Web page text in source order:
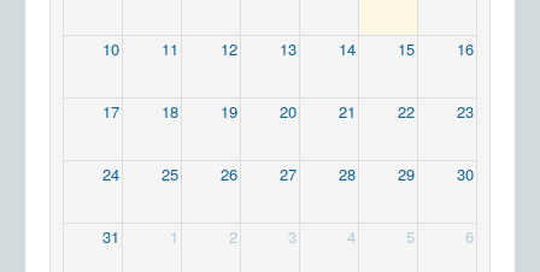
10 11 12 13 14 15 16
17 18 19 20 21 22 23
24 25 26 27 28 29 30
31 1 2 3 4 5 6